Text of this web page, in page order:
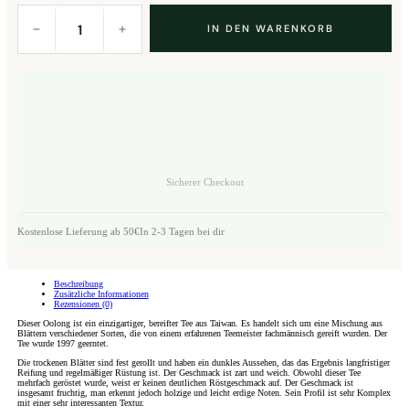
1997
IN DEN WARENKORB
Sicherer Checkout
Kostenlose Lieferung ab 50€In 2-3 Tagen bei dir
Beschreibung
Zusätzliche Informationen
Rezensionen (0)
Dieser Oolong ist ein einzigartiger, bereifter Tee aus Taiwan. Es handelt sich um eine Mischung aus
Blättern verschiedener Sorten, die von einem erfahrenen Teemeister fachmännisch gereift wurden. Der
Tee wurde 1997 geerntet.
Die trockenen Blätter sind fest gerollt und haben ein dunkles Aussehen, das das Ergebnis langfristiger
Reifung und regelmäßiger Rüstung ist. Der Geschmack ist zart und weich. Obwohl dieser Tee
mehrfach geröstet wurde, weist er keinen deutlichen Röstgeschmack auf. Der Geschmack ist
insgesamt fruchtig, man erkennt jedoch holzige und leicht erdige Noten. Sein Profil ist sehr Komplex
mit einer sehr interessanten Textur.